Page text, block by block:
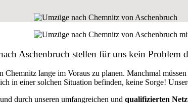
Aschenbruch stellen für uns kein Problem
lange im Voraus zu planen. Manchmal
in einer solchen Situation befinden, keine Sorge!
durch unseren umfangreichen und qualifizierten